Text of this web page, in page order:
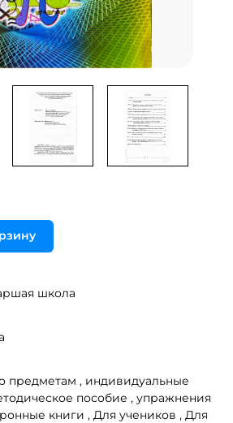
школа
предметам , индивидуальные
пособие , упражнения
книги , Для учеников , Для